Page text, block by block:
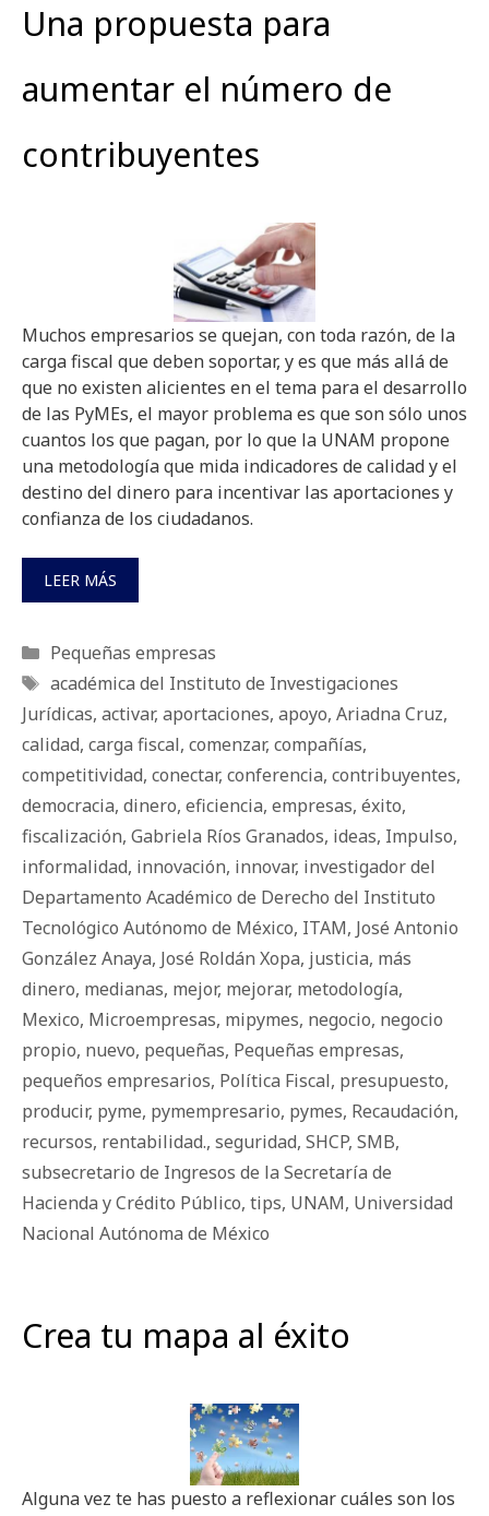
Una propuesta para
aumentar el número de
contribuyentes
Muchos empresarios se quejan, con toda razón, de la
carga fiscal que deben soportar, y es que más allá de
que no existen alicientes en el tema para el desarrollo
de las PyMEs, el mayor problema es que son sólo unos
cuantos los que pagan, por lo que la UNAM propone
una metodología que mida indicadores de calidad y el
destino del dinero para incentivar las aportaciones y
confianza de los ciudadanos.
LEER MÁS
Categorías
Pequeñas empresas
Etiquetas
académica del Instituto de Investigaciones
Jurídicas, activar, aportaciones, apoyo, Ariadna Cruz,
calidad, carga fiscal, comenzar, compañías,
competitividad, conectar, conferencia, contribuyentes,
democracia, dinero, eficiencia, empresas, éxito,
fiscalización, Gabriela Ríos Granados, ideas, Impulso,
informalidad, innovación, innovar, investigador del
Departamento Académico de Derecho del Instituto
Tecnológico Autónomo de México, ITAM, José Antonio
González Anaya, José Roldán Xopa, justicia, más
dinero, medianas, mejor, mejorar, metodología,
Mexico, Microempresas, mipymes, negocio, negocio
propio, nuevo, pequeñas, Pequeñas empresas,
pequeños empresarios, Política Fiscal, presupuesto,
producir, pyme, pymempresario, pymes, Recaudación,
recursos, rentabilidad., seguridad, SHCP, SMB,
subsecretario de Ingresos de la Secretaría de
Hacienda y Crédito Público, tips, UNAM, Universidad
Nacional Autónoma de México
Crea tu mapa al éxito
Alguna vez te has puesto a reflexionar cuáles son los